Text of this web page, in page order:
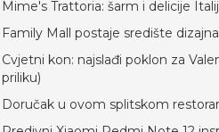
Mime's Trattoria: šarm i delicije
Family Mall postaje središte
Cvjetni kon: najslađi poklon za
priliku)
Doručak u ovom splitskom